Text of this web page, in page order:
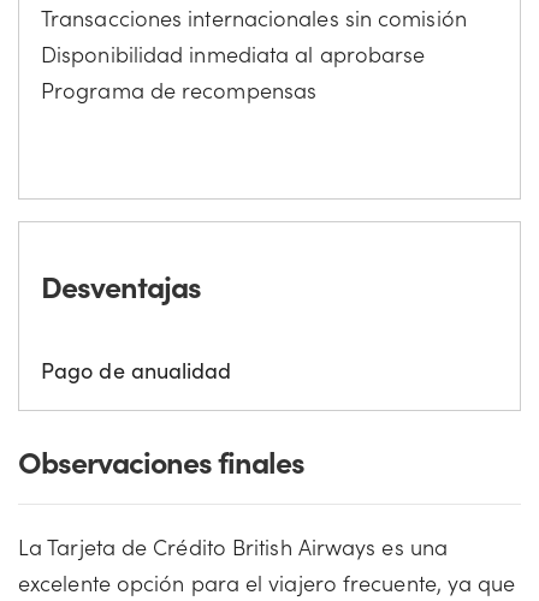
Transacciones internacionales sin comisión
Disponibilidad inmediata al aprobarse
Programa de recompensas
Desventajas
Pago de anualidad
Observaciones finales
La Tarjeta de Crédito British Airways es una
excelente opción para el viajero frecuente, ya que